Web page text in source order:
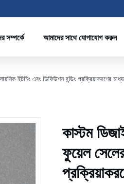
সম্পর্কে আমাদের সাথে যোগাযোগ করুন
ইটচিং এবং ডিফিউশন বন্ডিং প্রক্রিয়াকরণের
কাস্টম
ফুয়েল